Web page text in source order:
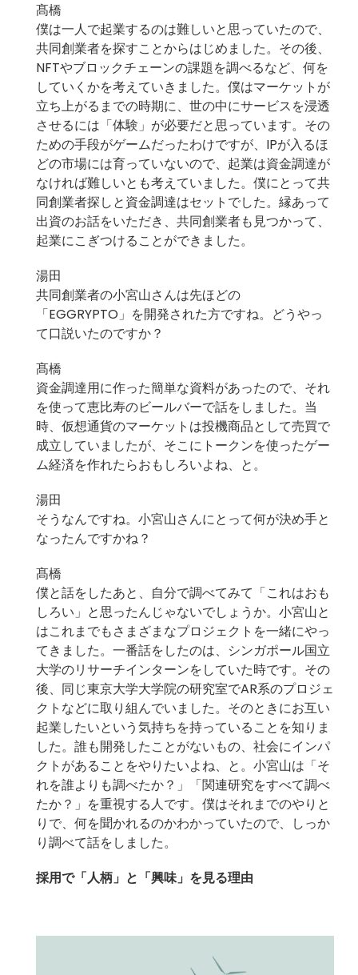
髙橋
僕は一人で起業するのは難しいと思っていたので、
共同創業者を探すことからはじめました。その後、
NFTやブロックチェーンの課題を調べるなど、何を
していくかを考えていきました。僕はマーケットが
立ち上がるまでの時期に、世の中にサービスを浸透
させるには「体験」が必要だと思っています。その
ための手段がゲームだったわけですが、IPが入るほ
どの市場には育っていないので、起業は資金調達が
なければ難しいとも考えていました。僕にとって共
同創業者探しと資金調達はセットでした。縁あって
出資のお話をいただき、共同創業者も見つかって、
起業にこぎつけることができました。
湯田
共同創業者の小宮山さんは先ほどの
「EGGRYPTO」を開発された方ですね。どうやっ
て口説いたのですか？
髙橋
資金調達用に作った簡単な資料があったので、それ
を使って恵比寿のビールバーで話をしました。当
時、仮想通貨のマーケットは投機商品として売買で
成立していましたが、そこにトークンを使ったゲー
ム経済を作れたらおもしろいよね、と。
湯田
そうなんですね。小宮山さんにとって何が決め手と
なったんですかね？
髙橋
僕と話をしたあと、自分で調べてみて「これはおも
しろい」と思ったんじゃないでしょうか。小宮山と
はこれまでもさまざまなプロジェクトを一緒にやっ
てきました。一番話をしたのは、シンガポール国立
大学のリサーチインターンをしていた時です。その
後、同じ東京大学大学院の研究室でAR系のプロジェ
クトなどに取り組んでいました。そのときにお互い
起業したいという気持ちを持っていることを知りま
した。誰も開発したことがないもの、社会にインパ
クトがあることをやりたいよね、と。小宮山は「そ
れを誰よりも調べたか？」「関連研究をすべて調べ
たか？」を重視する人です。僕はそれまでのやりと
りで、何を聞かれるのかわかっていたので、しっか
り調べて話をしました。
採用で「人柄」と「興味」を見る理由